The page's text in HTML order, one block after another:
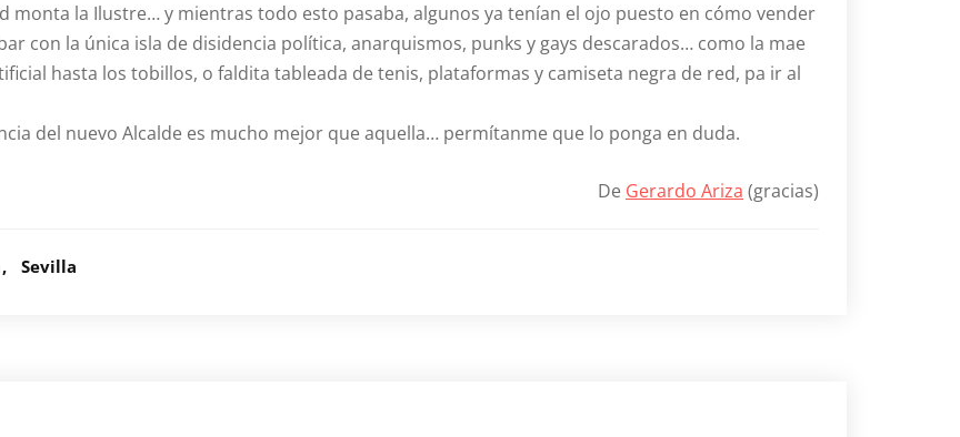
monta la Ilustre… y mientras todo esto pasaba, algunos ya tenían el ojo puesto en cómo vender
con la única isla de disidencia política, anarquismos, punks y gays descarados… como la mae
hasta los tobillos, o faldita tableada de tenis, plataformas y camiseta negra de red, pa ir al
del nuevo Alcalde es mucho mejor que aquella… permítanme que lo ponga en duda.
De Gerardo Ariza (gracias)
Sevilla